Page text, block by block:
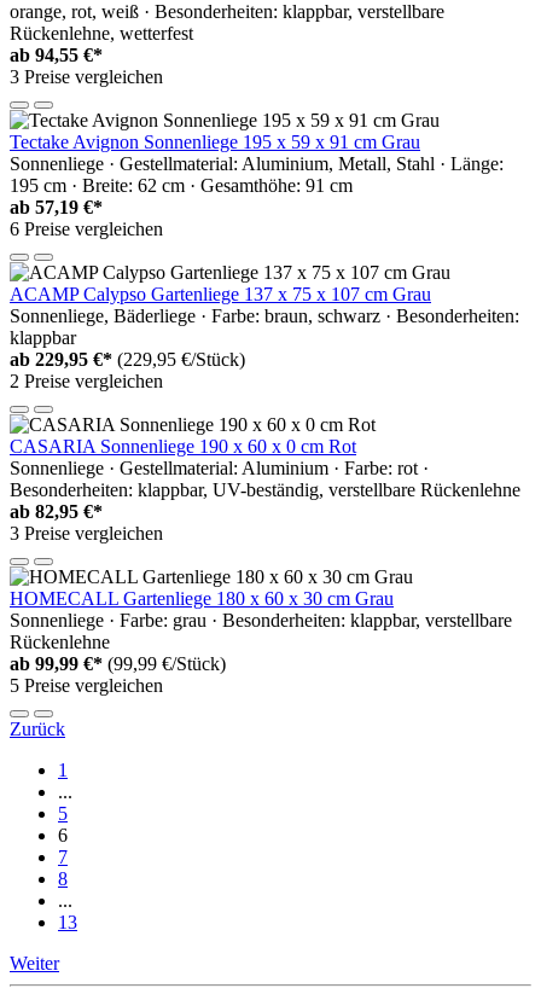
orange, rot, weiß · Besonderheiten: klappbar, verstellbare
Rückenlehne, wetterfest
ab 94,55 €*
3 Preise vergleichen
Tectake Avignon Sonnenliege 195 x 59 x 91 cm Grau
Sonnenliege · Gestellmaterial: Aluminium, Metall, Stahl · Länge:
195 cm · Breite: 62 cm · Gesamthöhe: 91 cm
ab 57,19 €*
6 Preise vergleichen
ACAMP Calypso Gartenliege 137 x 75 x 107 cm Grau
Sonnenliege, Bäderliege · Farbe: braun, schwarz · Besonderheiten:
klappbar
ab 229,95 €* (229,95 €/Stück)
2 Preise vergleichen
CASARIA Sonnenliege 190 x 60 x 0 cm Rot
Sonnenliege · Gestellmaterial: Aluminium · Farbe: rot ·
Besonderheiten: klappbar, UV-beständig, verstellbare Rückenlehne
ab 82,95 €*
3 Preise vergleichen
HOMECALL Gartenliege 180 x 60 x 30 cm Grau
Sonnenliege · Farbe: grau · Besonderheiten: klappbar, verstellbare
Rückenlehne
ab 99,99 €* (99,99 €/Stück)
5 Preise vergleichen
Zurück
1
...
5
6
7
8
...
13
Weiter